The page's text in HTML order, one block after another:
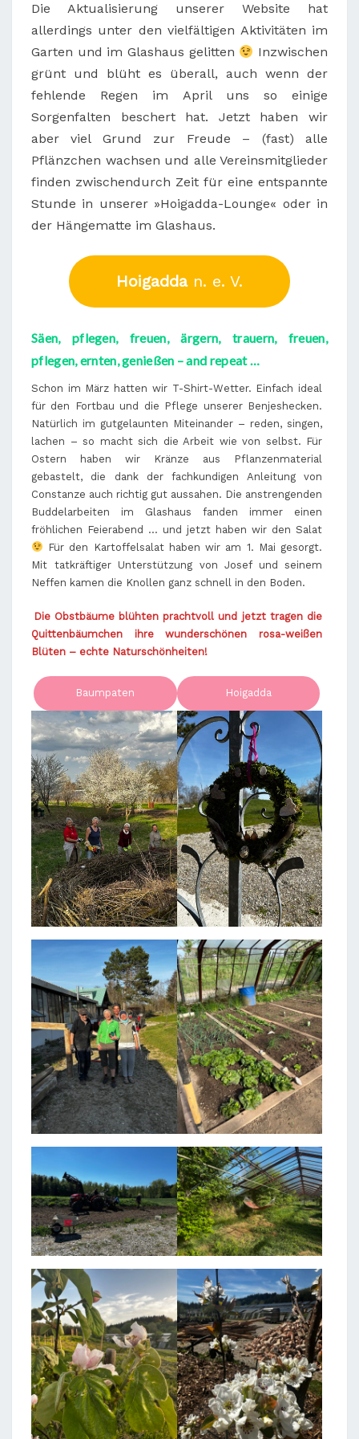
Die Aktualisierung unserer Website hat
allerdings unter den vielfältigen Aktivitäten im
Garten und im Glashaus gelitten
Inzwischen
grünt und blüht es überall, auch wenn der
fehlende Regen im April uns so einige
Sorgenfalten beschert hat. Jetzt haben wir
aber viel Grund zur Freude – (fast) alle
Pflänzchen wachsen und alle Vereinsmitglieder
finden zwischendurch Zeit für eine entspannte
Stunde in unserer »Hoigadda-Lounge« oder in
der Hängematte im Glashaus.
Hoigaddan. e. V.
Säen, pflegen, freuen, ärgern, trauern, freuen,
pflegen, ernten, genießen – and repeat …
Schon im März hatten wir T-Shirt-Wetter. Einfach ideal
für den Fortbau und die Pflege unserer Benjeshecken.
Natürlich im gutgelaunten Miteinander – reden, singen,
lachen – so macht sich die Arbeit wie von selbst. Für
Ostern haben wir Kränze aus Pflanzenmaterial
gebastelt, die dank der fachkundigen Anleitung von
Constanze auch richtig gut aussahen. Die anstrengenden
Buddelarbeiten im Glashaus fanden immer einen
fröhlichen Feierabend … und jetzt haben wir den Salat
Für den Kartoffelsalat haben wir am 1. Mai gesorgt.
Mit tatkräftiger Unterstützung von Josef und seinem
Neffen kamen die Knollen ganz schnell in den Boden.
Die Obstbäume blühten prachtvoll und jetzt tragen die
Quittenbäumchen ihre wunderschönen rosa-weißen
Blüten – echte Naturschönheiten!
Baumpaten Hoigadda